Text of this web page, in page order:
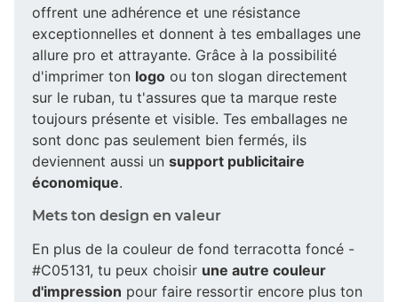
offrent une adhérence et une résistance
exceptionnelles et donnent à tes emballages une
allure pro et attrayante. Grâce à la possibilité
d'imprimer ton logo ou ton slogan directement
sur le ruban, tu t'assures que ta marque reste
toujours présente et visible. Tes emballages ne
sont donc pas seulement bien fermés, ils
deviennent aussi un support publicitaire
économique.
Mets ton design en valeur
En plus de la couleur de fond terracotta foncé -
#C05131, tu peux choisir une autre couleur
d'impression pour faire ressortir encore plus ton